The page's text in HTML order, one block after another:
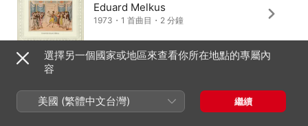
Eduard Melkus
1973・1 首曲目・2 分鐘
Yang Liu
2022・1 首曲目・2 分鐘
選擇另一個國家或地區來查看你所在地點的專屬內
容
美國 (繁體中文台灣) 繼續